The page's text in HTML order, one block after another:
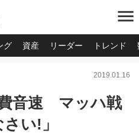
menu
グ 資産 リーダー トレンド
2019.01.16
音速 マッハ戦
い!」